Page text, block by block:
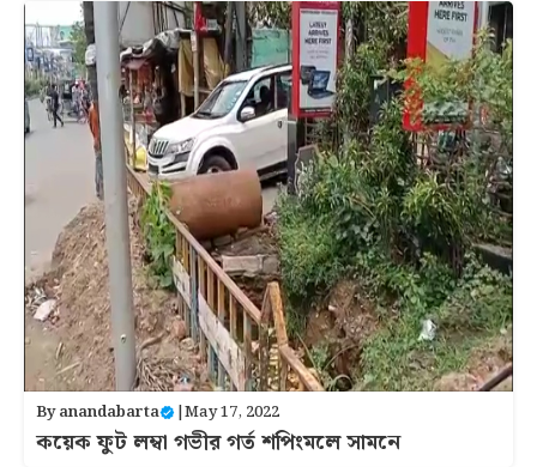
Byanandabarta |May 17, 2022
কয়েক ফুট লম্বা গভীর গর্ত শপিংমলে সামনে